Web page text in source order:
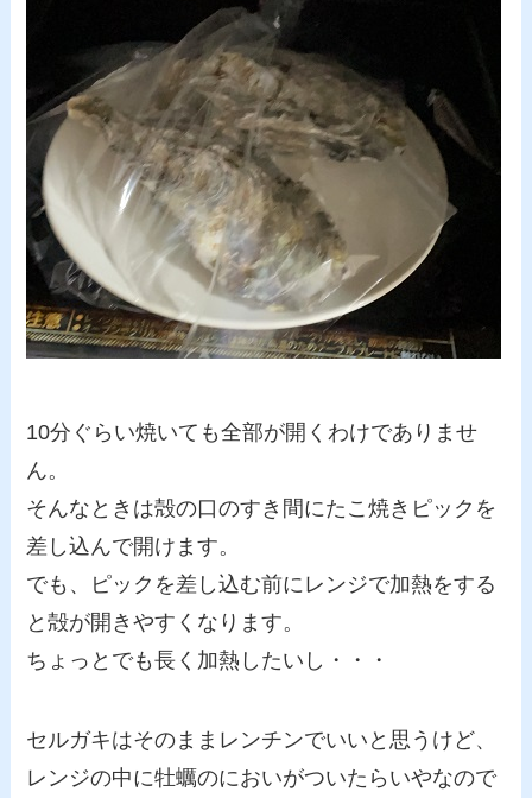
10分ぐらい焼いても全部が開くわけでありませ
ん。
そんなときは殻の口のすき間にたこ焼きピックを
差し込んで開けます。
でも、ピックを差し込む前にレンジで加熱をする
と殻が開きやすくなります。
ちょっとでも長く加熱したいし・・・
セルガキはそのままレンチンでいいと思うけど、
レンジの中に牡蠣のにおいがついたらいやなので